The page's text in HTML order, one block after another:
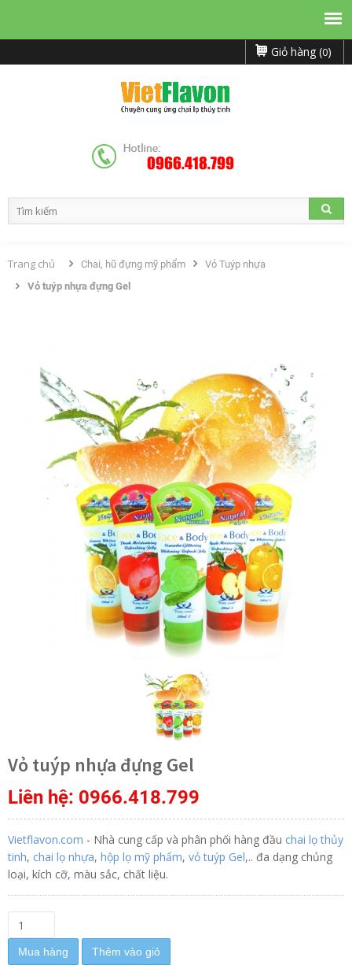
Giỏ hàng (0)
0966.418.799
Trang chủ Chai, hũ đựng mỹ phẩm
Vỏ Tuýp nhựa
Vỏ tuýp nhựa đựng Gel
Vỏ tuýp nhựa đựng Gel
Liên hệ: 0966.418.799
Vietflavon.com - Nhà cung cấp và phân phối hàng đầu chai lọ thủy
tinh, chai lọ nhựa, hộp lọ mỹ phẩm, vỏ tuýp Gel,.. đa dạng chủng
loại, kích cỡ, màu sắc, chất liệu.
Mua hàng Thêm vào giỏ